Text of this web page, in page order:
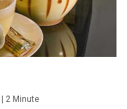
2 Minute